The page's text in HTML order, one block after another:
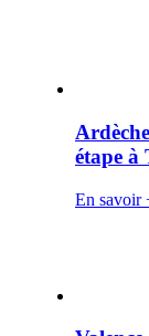
étape à
En savoir